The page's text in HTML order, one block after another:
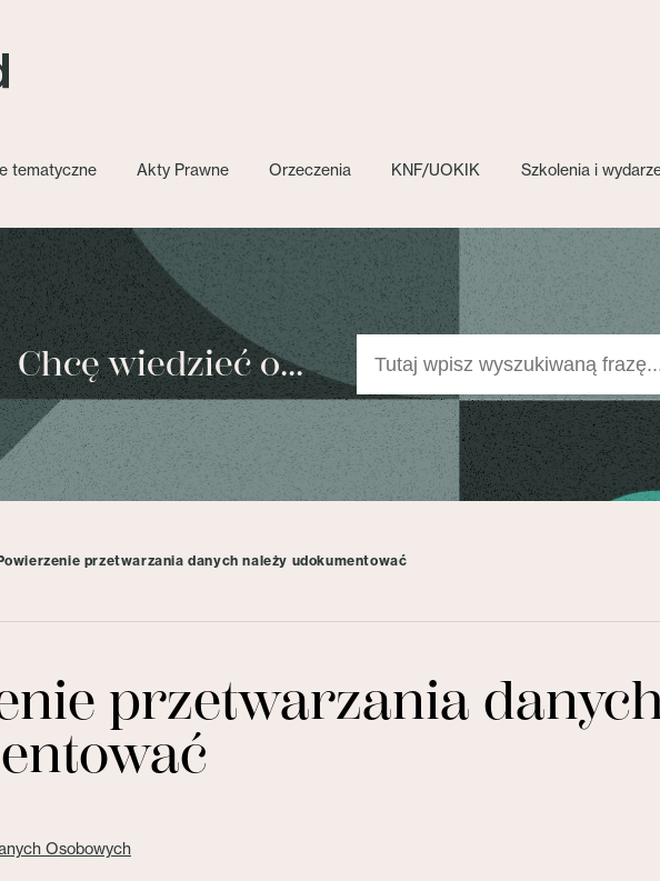
tematyczne Akty Prawne Orzeczenia KNF/UOKIK Szkolenia i
Chcę wiedzieć o...
przetwarzania danych należy udokumentować
przetwarzania
Osobowych